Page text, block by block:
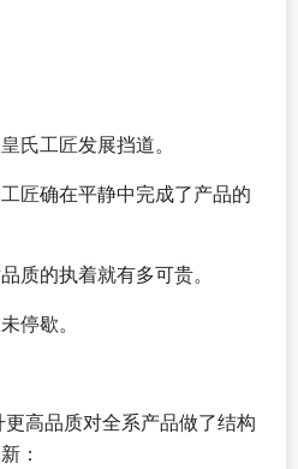
皇氏工匠发展挡道。
匠确在平静中完成了产品的
质的执着就有多可贵。
停歇。
更高品质对全系产品做了结构
：